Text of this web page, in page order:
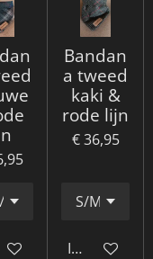
Bandan
a tweed
kaki &
rode lijn
€ 36,95
In